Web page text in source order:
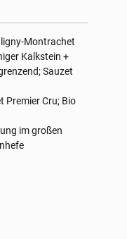
Montrachet
Kalkstein +
Sauzet
Premier Cru; Bio
im großen